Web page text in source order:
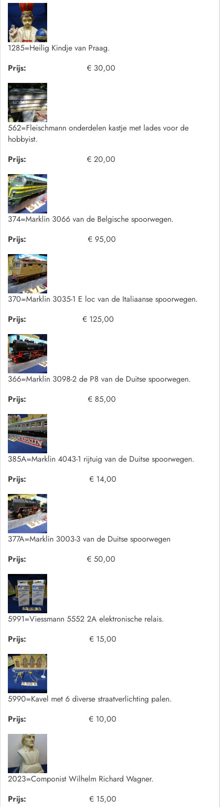
1285=Heilig Kindje van Praag.
Prijs:
€ 30,00
562=Fleischmann onderdelen kastje met lades voor de
hobbyist.
Prijs:
€ 20,00
374=Marklin 3066 van de Belgische spoorwegen.
Prijs:
€ 95,00
370=Marklin 3035-1 E loc van de Italiaanse spoorwegen.
Prijs:
€ 125,00
366=Marklin 3098-2 de P8 van de Duitse spoorwegen.
Prijs:
€ 85,00
385A=Marklin 4043-1 rijtuig van de Duitse spoorwegen.
Prijs:
€ 14,00
377A=Marklin 3003-3 van de Duitse spoorwegen
Prijs:
€ 50,00
5991=Viessmann 5552 2A elektronische relais.
Prijs:
€ 15,00
5990=Kavel met 6 diverse straatverlichting palen.
Prijs:
€ 10,00
2023=Componist Wilhelm Richard Wagner.
Prijs:
€ 15,00